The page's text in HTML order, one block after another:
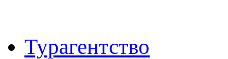
Турагентство